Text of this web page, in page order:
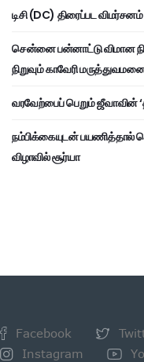
டிசி (DC) திரைப்பட
சென்னை பன்னாட்டு விமான
நிறுவும் காவேரி
வரவேற்பைப் பெறும் ஜீவாவின்
நம்பிக்கையுடன் பயணித்தால்
விழாவில் சூர்யா
Facebook
Instagram